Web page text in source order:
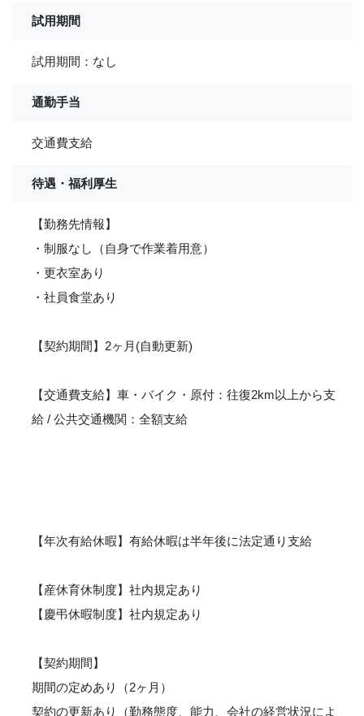
試用期間
試用期間：なし
通勤手当
交通費支給
待遇・福利厚生
【勤務先情報】
・制服なし（自身で作業着用意）
・更衣室あり
・社員食堂あり
【契約期間】2ヶ月(自動更新)
【交通費支給】車・バイク・原付：往復2km以上から支
給 / 公共交通機関：全額支給
【年次有給休暇】有給休暇は半年後に法定通り支給
【産休育休制度】社内規定あり
【慶弔休暇制度】社内規定あり
【契約期間】
期間の定めあり（2ヶ月）
契約の更新あり（勤務態度、能力、会社の経営状況によ